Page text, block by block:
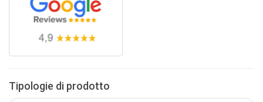
Tipologie di prodotto